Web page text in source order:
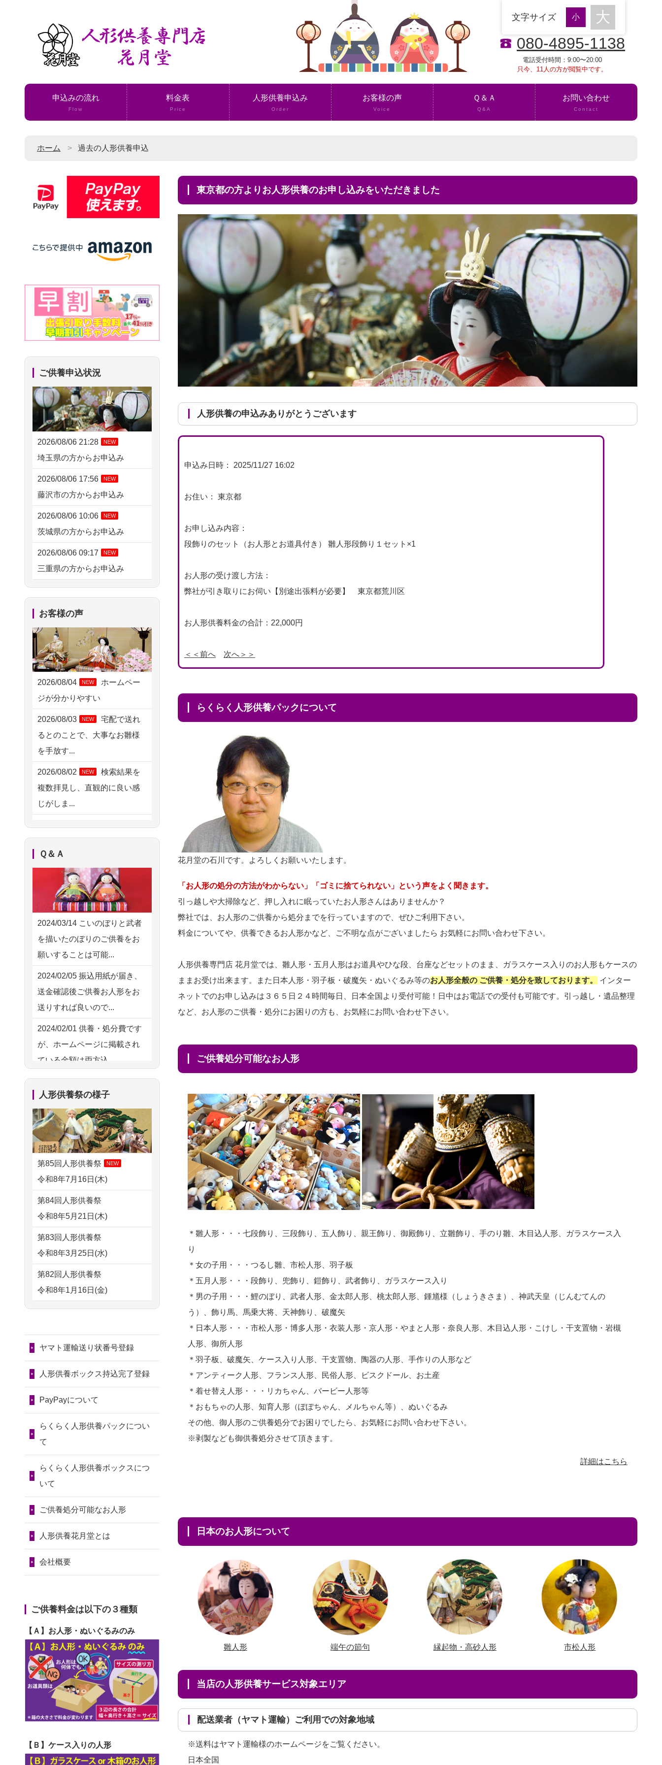
080-4895-1138
電話受付時間：9:00〜20:00
只今、11人の方が閲覧中です。
文字サイズ
申込みの流れ
Flow
料金表
Price
人形供養申込み
Order
お客様の声
Voice
Ｑ＆Ａ
Q&A
お問い合わせ
Contact
ホーム 過去の人形供養申込
東京都の方よりお人形供養のお申し込みをいただきました
人形供養の申込みありがとうございます
申込み日時： 2025/11/27 16:02
お住い： 東京都
お申し込み内容：
段飾りのセット（お人形とお道具付き） 雛人形段飾り１セット×1
お人形の受け渡し方法：
弊社が引き取りにお伺い【別途出張料が必要】 東京都荒川区
お人形供養料金の合計：22,000円
＜＜前へ 次へ＞＞
らくらく人形供養パックについて
花月堂の石川です。よろしくお願いいたします。
「お人形の処分の方法がわからない」「ゴミに捨てられない」という声をよく聞きます。
引っ越しや大掃除など、押し入れに眠っていたお人形さんはありませんか？
弊社では、お人形のご供養から処分までを行っていますので、ぜひご利用下さい。
料金についてや、供養できるお人形かなど、ご不明な点がございましたら お気軽にお問い合わせ下さい。
人形供養専門店 花月堂では、雛人形・五月人形はお道具やひな段、台座などセットのまま、ガラスケース入りのお人形もケースの
ままお受け出来ます。また日本人形・羽子板・破魔矢・ぬいぐるみ等のお人形全般の ご供養・処分を致しております。
インター
ネットでのお申し込みは３６５日２４時間毎日、日本全国より受付可能！日中はお電話での受付も可能です。引っ越し・遺品整理
など、お人形のご供養・処分にお困りの方も、お気軽にお問い合わせ下さい。
ご供養処分可能なお人形
＊雛人形・・・七段飾り、三段飾り、五人飾り、親王飾り、御殿飾り、立雛飾り、手のり雛、木目込人形、ガラスケース入
り
＊女の子用・・・つるし雛、市松人形、羽子板
＊五月人形・・・段飾り、兜飾り、鎧飾り、武者飾り、ガラスケース入り
＊男の子用・・・鯉のぼり、武者人形、金太郎人形、桃太郎人形、鍾馗様（しょうきさま）、神武天皇（じんむてんの
う）、飾り馬、馬乗大将、天神飾り、破魔矢
＊日本人形・・・市松人形・博多人形・衣装人形・京人形・やまと人形・奈良人形、木目込人形・こけし・干支置物・岩槻
人形、御所人形
＊羽子板、破魔矢、ケース入り人形、干支置物、陶器の人形、手作りの人形など
＊アンティーク人形、フランス人形、民俗人形、ビスクドール、お土産
＊着せ替え人形・・・リカちゃん、バービー人形等
＊おもちゃの人形、知育人形（ぽぽちゃん、メルちゃん等）、ぬいぐるみ
その他、御人形のご供養処分でお困りでしたら、お気軽にお問い合わせ下さい。
※剥製なども御供養処分させて頂きます。
詳細はこちら
日本のお人形について
雛人形 端午の節句 縁起物・高砂人形 市松人形
当店の人形供養サービス対象エリア
配送業者（ヤマト運輸）ご利用での対象地域
※送料はヤマト運輸様のホームページをご覧ください。
日本全国
ご供養申込状況
2026/08/06 21:28 NEW
埼玉県の方からお申込み
2026/08/06 17:56 NEW
藤沢市の方からお申込み
2026/08/06 10:06 NEW
茨城県の方からお申込み
2026/08/06 09:17 NEW
三重県の方からお申込み
2026/08/06 06:48 NEW
2026/08/05 15:07
東京都の方からお申込み
2026/08/05 11:33
神奈川の方からお申込み
2026/08/04 17:34
西亀有の方からお申込み
2026/08/04 15:40
千葉県の方からお申込み
2026/08/04 14:04
東京都の方からお申込み
中野区の方からお申込み
2026/08/03 21:17
2026/08/02 18:47
虎ノ門の方からお申込み
2026/08/02 11:15
千葉県の方からお申込み
2026/08/02 10:39
神奈川の方からお申込み
2026/08/02 09:15
神奈川の方からお申込み
2026/08/02 06:46
相模原の方からお申込み
2026/08/01 19:28
2026/08/01 17:10
東京都の方からお申込み
2026/08/01 11:07
さいたの方からお申込み
2026/07/31 17:28
栃木県の方からお申込み
2026/07/31 12:32
東京都の方からお申込み
2026/07/31 10:29
京都市の方からお申込み
2026/07/31 08:41
埼玉県の方からお申込み
墨田区の方からお申込み
2026/07/30 15:59
2026/07/30 08:46
東京都の方からお申込み
2026/07/29 12:23
お客様の声
2026/08/04 NEW
ホームペー
ジが分かりやすい
2026/08/03 NEW
宅配で送れ
るとのことで、大事なお雛様
を手放す...
2026/08/02 NEW
検索結果を
複数拝見し、直観的に良い感
じがしま...
ハードルが高そうに思えるの
ですが、...
2026/08/02 NEW
祖母の人形
供養の際も利用させていただ
き安心感がある
お人形の仕
分けなども丁寧に行う様子か
ら、大切...
供養の内容（料金
や送り方等）がとても丁寧に
説...
つい先日も利用さ
せていただきました。 手続...
人形をきちんと供養してくだ
2026/07/15 子供の頃から可愛
がってきた七段飾りの雛人形
2026/07/15 お客様の声を読
が...
達を、ちゃんと供養したく、
2026/07/10家から近かったの
で。
2026/07/08誰も住んでいない
実家の片付けを始めました。
...
2026/07/06 9年間自由が丘店を
見守ってくれてありがとう。
2026/07/05
しっかりとお人形
2026/06/30 長年大事にしてき
た雛人形です、供養していた
2026/06/29
一緒にお雛様を出しました。
お...
2026/06/28きちんと供養して
いただけると思ったので、お
ぐるみを供養いただいたこと
が...
Ｑ＆Ａ
2024/03/14 こいのぼりと武者
を描いたのぼりのご供養をお
願いすることは可能...
2024/02/05 振込用紙が届き、
送金確認後ご供養お人形をお
送りすれば良いので...
2024/02/01 供養・処分費です
が、ホームページに掲載され
ている金額は両方込...
2024/01/27実家にある七段飾
りの雛人形を処分したいので
すが 母親が高齢...
2024/01/13剥製の供養・処分
をお願いできますか？
が？
供養・処分したいのですが、
お雛様とお内裏様だ...
2024/01/13供養申込みの後、
供養祭までお人形はどうなっ
てるのですか？
が、きちんと供養してもらえ
るのですか？
お願いできますか？
2024/01/13供養後の通知はも
らえますか？
人形以外はどうしてるのです
か？
人形はどうなるのでしょう
か？
しても良いですか？
人形供養祭の様子
第85回人形供養祭 NEW
令和8年7月16日(木)
第84回人形供養祭
令和8年5月21日(木)
第83回人形供養祭
令和8年3月25日(水)
第82回人形供養祭
令和8年1月16日(金)
第81回人形供養祭
第80回人形供養祭
第79回人形供養祭
令和7年8月2日(土)
第78回人形供養祭
令和7年6月20日(金)
第76回人形供養祭
令和7年2月28日(金)
第75回人形供養祭
令和7年1月17日(金)
第73回人形供養祭
第72回人形供養祭
令和6年9月9日(月)
第71回人形供養祭
令和6年8月1日(木)
第70回人形供養祭
第69回人形供養祭
ヤマト運輸送り状番号登録
人形供養ボックス持込完了登録
PayPayについて
らくらく人形供養パックについ
て
らくらく人形供養ボックスにつ
いて
ご供養処分可能なお人形
人形供養花月堂とは
会社概要
ご供養料金は以下の３種類
【Ａ】お人形・ぬいぐるみのみ
【Ｂ】ケース入りの人形